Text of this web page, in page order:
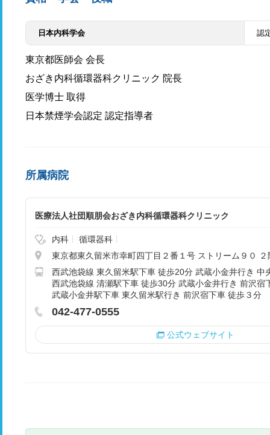
日本内科学会 認
東京都医師会 会長
おざき内科循環器科クリニック 院長
医学博士 取得
日本禁煙学会認定 認定指導者
所属病院
医療法人社団順朋会おざき内科循環器科クリニック
内科
循環器科
東京都東久留米市幸町四丁目２番１号 ストリーム９０ ２
西武池袋線 東久留米駅下車 徒歩20分 武蔵小金井行き 中
西武池袋線 清瀬駅下車 徒歩30分 武蔵小金井行き 前沢宿
武蔵小金井駅下車 東久留米駅行き 前沢宿下車 徒歩３分
042-477-0555
公式ウェブサイト